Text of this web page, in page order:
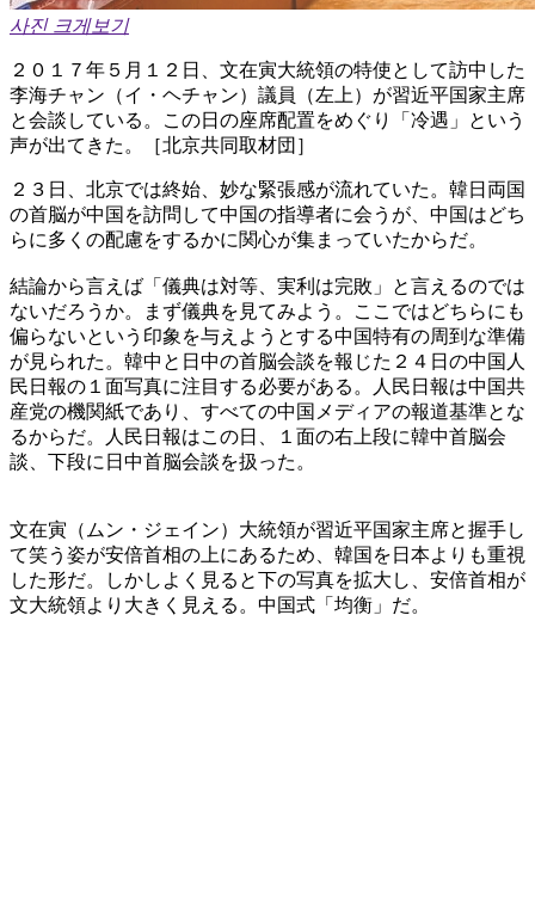
사진 크게보기
２０１７年５月１２日、文在寅大統領の特使として訪中した
李海チャン（イ・ヘチャン）議員（左上）が習近平国家主席
と会談している。この日の座席配置をめぐり「冷遇」という
声が出てきた。［北京共同取材団］
２３日、北京では終始、妙な緊張感が流れていた。韓日両国
の首脳が中国を訪問して中国の指導者に会うが、中国はどち
らに多くの配慮をするかに関心が集まっていたからだ。
結論から言えば「儀典は対等、実利は完敗」と言えるのでは
ないだろうか。まず儀典を見てみよう。ここではどちらにも
偏らないという印象を与えようとする中国特有の周到な準備
が見られた。韓中と日中の首脳会談を報じた２４日の中国人
民日報の１面写真に注目する必要がある。人民日報は中国共
産党の機関紙であり、すべての中国メディアの報道基準とな
るからだ。人民日報はこの日、１面の右上段に韓中首脳会
談、下段に日中首脳会談を扱った。
文在寅（ムン・ジェイン）大統領が習近平国家主席と握手し
て笑う姿が安倍首相の上にあるため、韓国を日本よりも重視
した形だ。しかしよく見ると下の写真を拡大し、安倍首相が
文大統領より大きく見える。中国式「均衡」だ。